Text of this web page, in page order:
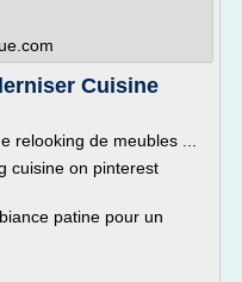
Cuisine
relooking de meubles ...
cuisine on pinterest
patine pour un